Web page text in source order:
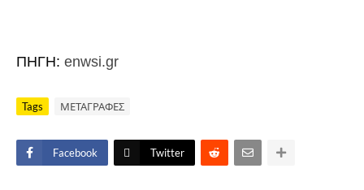
ΠΗΓΗ: enwsi.gr
Tags ΜΕΤΑΓΡΑΦΕΣ
Facebook Twitter